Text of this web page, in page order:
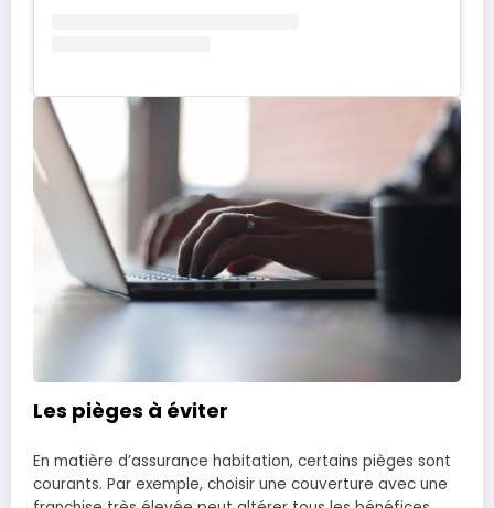
Les pièges à éviter
En matière d’assurance habitation, certains pièges sont
courants. Par exemple, choisir une couverture avec une